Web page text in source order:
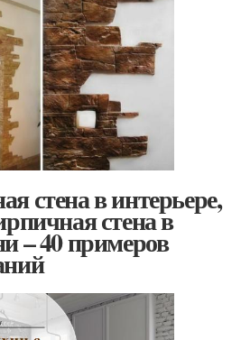
стена в интерьере,
стена в
– 40 примеров